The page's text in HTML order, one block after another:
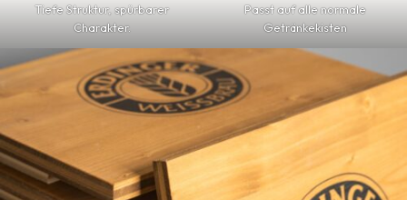
Tiefe Struktur, spürbarer
Charakter.
Passt auf alle normale
Getränkekisten